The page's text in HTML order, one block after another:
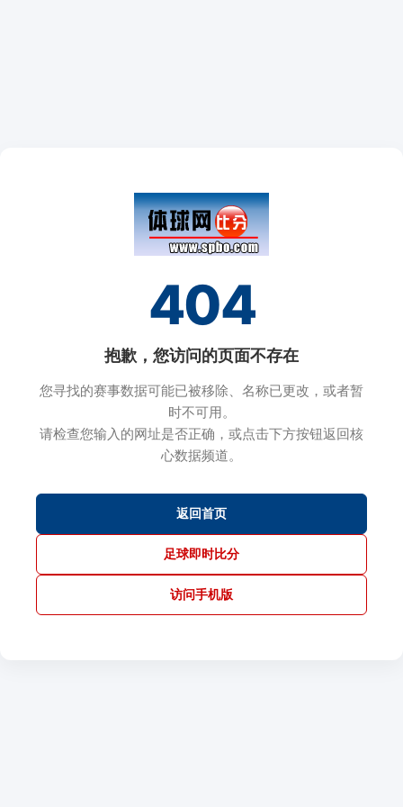
404
抱歉，您访问的页面不存在
您寻找的赛事数据可能已被移除、名称已更改，或者暂
时不可用。
请检查您输入的网址是否正确，或点击下方按钮返回核
心数据频道。
返回首页
足球即时比分
访问手机版